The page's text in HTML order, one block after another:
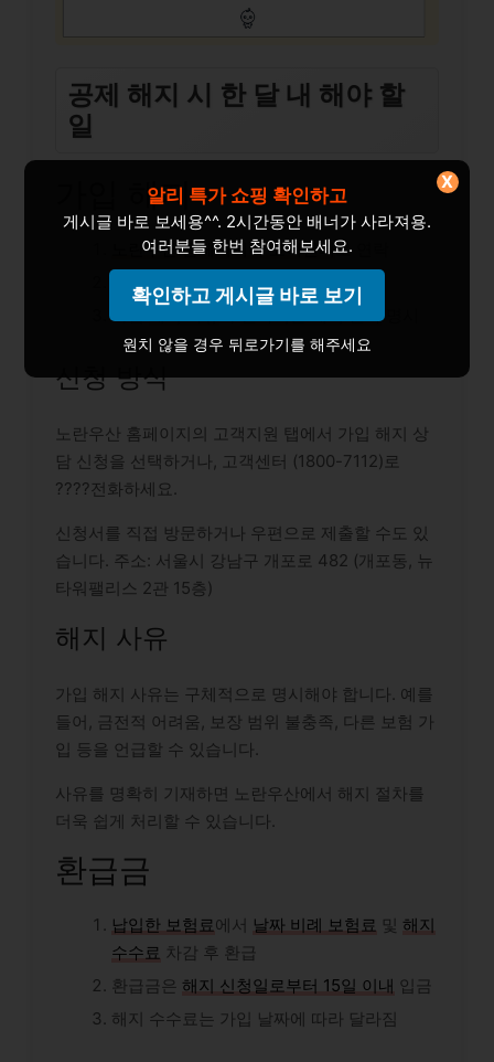
공제 해지 시 한 달 내 해야 할
일
가입 해지
노란우산 홈페이지나 고객센터로 연락
가입 해지 신청서
작성 및 제출
가입
원하시는 해지 일자명시
신청 방식
노란우산 홈페이지의 고객지원 탭에서 가입 해지 상
담 신청을 선택하거나, 고객센터 (1800-7112)로
????전화하세요.
신청서를 직접 방문하거나 우편으로 제출할 수도 있
습니다. 주소: 서울시 강남구 개포로 482 (개포동, 뉴
타워팰리스 2관 15층)
해지 사유
가입 해지 사유는 구체적으로 명시해야 합니다. 예를
들어, 금전적 어려움, 보장 범위 불충족, 다른 보험 가
입 등을 언급할 수 있습니다.
사유를 명확히 기재하면 노란우산에서 해지 절차를
더욱 쉽게 처리할 수 있습니다.
환급금
납입한 보험료 에서 날짜 비례 보험료 및 해지
수수료 차감 후 환급
환급금은 해지 신청일로부터 15일 이내 입금
해지 수수료는 가입 날짜에 따라 달라짐
알리 특가 쇼핑 확인하고
게시글 바로 보세용^^. 2시간동안 배너가 사라져용.
여러분들 한번 참여해보세요.
확인하고 게시글 바로 보기
원치 않을 경우 뒤로가기를 해주세요
X